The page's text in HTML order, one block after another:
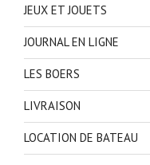
JEUX ET JOUETS
JOURNAL EN LIGNE
LES BOERS
LIVRAISON
LOCATION DE BATEAU